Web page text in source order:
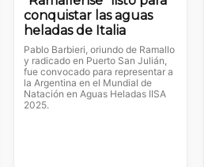
conquistar las aguas
heladas de Italia
Pablo Barbieri, oriundo de Ramallo
y radicado en Puerto San Julián,
fue convocado para representar a
la Argentina en el Mundial de
Natación en Aguas Heladas IISA
2025.